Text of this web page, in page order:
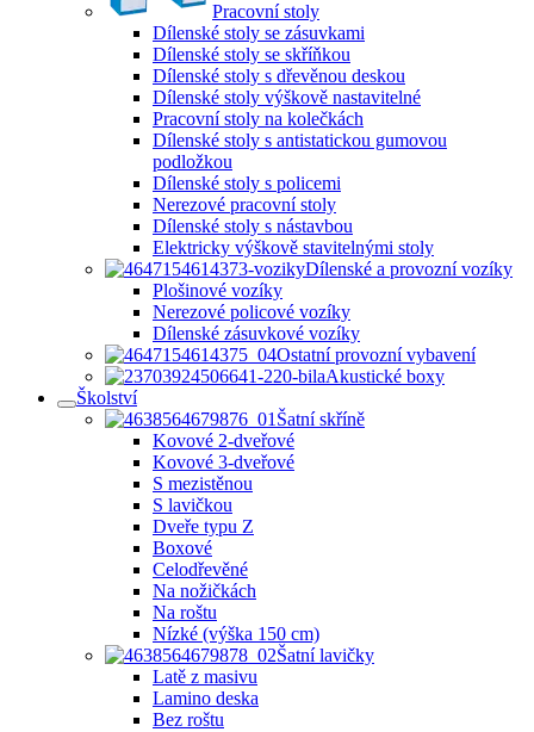
Pracovní stoly
Dílenské stoly se zásuvkami
Dílenské stoly se skříňkou
Dílenské stoly s dřevěnou deskou
Dílenské stoly výškově nastavitelné
Pracovní stoly na kolečkách
Dílenské stoly s antistatickou gumovou
podložkou
Dílenské stoly s policemi
Nerezové pracovní stoly
Dílenské stoly s nástavbou
Elektricky výškově stavitelnými stoly
Dílenské a provozní vozíky
Plošinové vozíky
Nerezové policové vozíky
Dílenské zásuvkové vozíky
Ostatní provozní vybavení
Akustické boxy
Školství
Šatní skříně
Kovové 2-dveřové
Kovové 3-dveřové
S mezistěnou
S lavičkou
Dveře typu Z
Boxové
Celodřevěné
Na nožičkách
Na roštu
Nízké (výška 150 cm)
Šatní lavičky
Latě z masivu
Lamino deska
Bez roštu